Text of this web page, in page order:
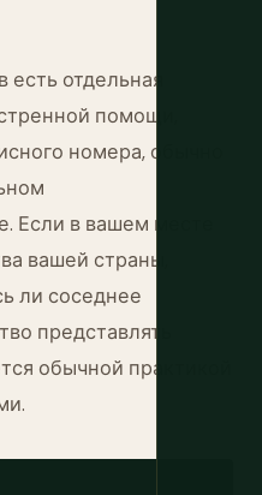
отдельная
помощи,
номера, обычно
Если в вашем месте
вашей страны,
ли соседнее
представлять
обычной практикой